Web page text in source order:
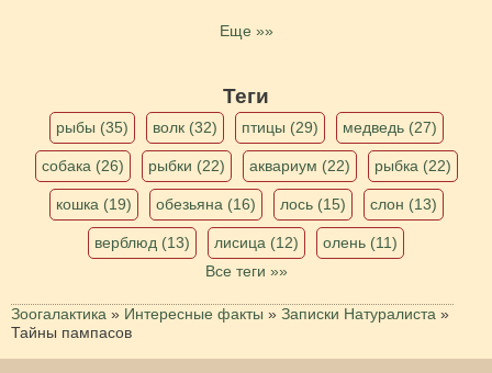
Еще »»
Теги
рыбы (35) волк (32) птицы (29) медведь (27)
собака (26) рыбки (22) аквариум (22) рыбка (22)
кошка (19) обезьяна (16) лось (15) слон (13)
верблюд (13) лисица (12)
олень (11)
Все теги »»
Зоогалактика » Интересные факты » Записки Натуралиста »
Тайны пампасов